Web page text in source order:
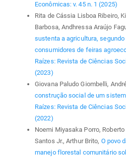
Econômicas: v. 45 n. 1 (2025)
Rita de Cássia Lisboa Ribeiro,
Barbosa, Andhressa Araújo
sustenta a agricultura,
consumidores de feiras
Raízes: Revista de Ciências
(2023)
Giovana Paludo Giombelli,
construção social de um
Raízes: Revista de Ciências
(2022)
Noemi Miyasaka Porro,
Santos Jr., Arthur Brito, O povo
manejo florestal comunitário